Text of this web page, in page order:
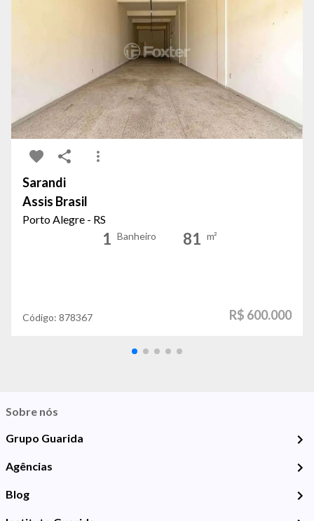
Sarandi
Assis Brasil
Porto Alegre - RS
1 Banheiro 81 m²
Código: 878367 R$ 600.000
Sobre nós
Grupo Guarida
Agências
Blog